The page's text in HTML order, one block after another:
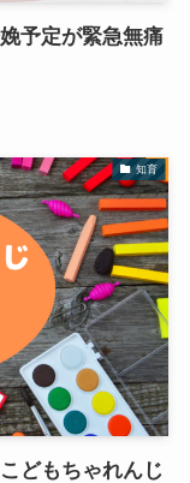
予定が緊急無痛
知育
どもちゃれんじ